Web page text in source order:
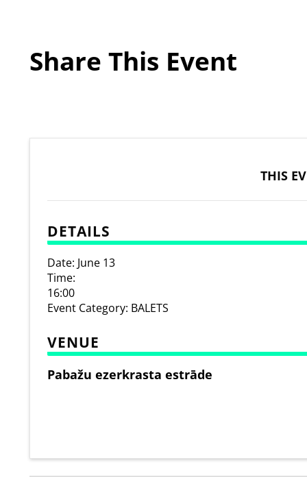
Share This Event
THIS
DETAILS
Date: June 13
Time:
16:00
Event Category: BALETS
VENUE
Pabažu ezerkrasta estrāde